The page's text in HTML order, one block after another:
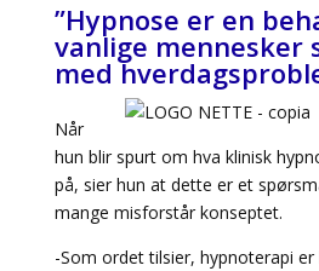
”Hypnose er en
vanlige mennesker
med
Når
hun blir spurt om hva klinisk
på, sier hun at dette er et
mange misforstår konseptet.
-Som ordet tilsier, hypnoterapi